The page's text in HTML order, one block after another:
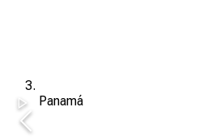
Panamá